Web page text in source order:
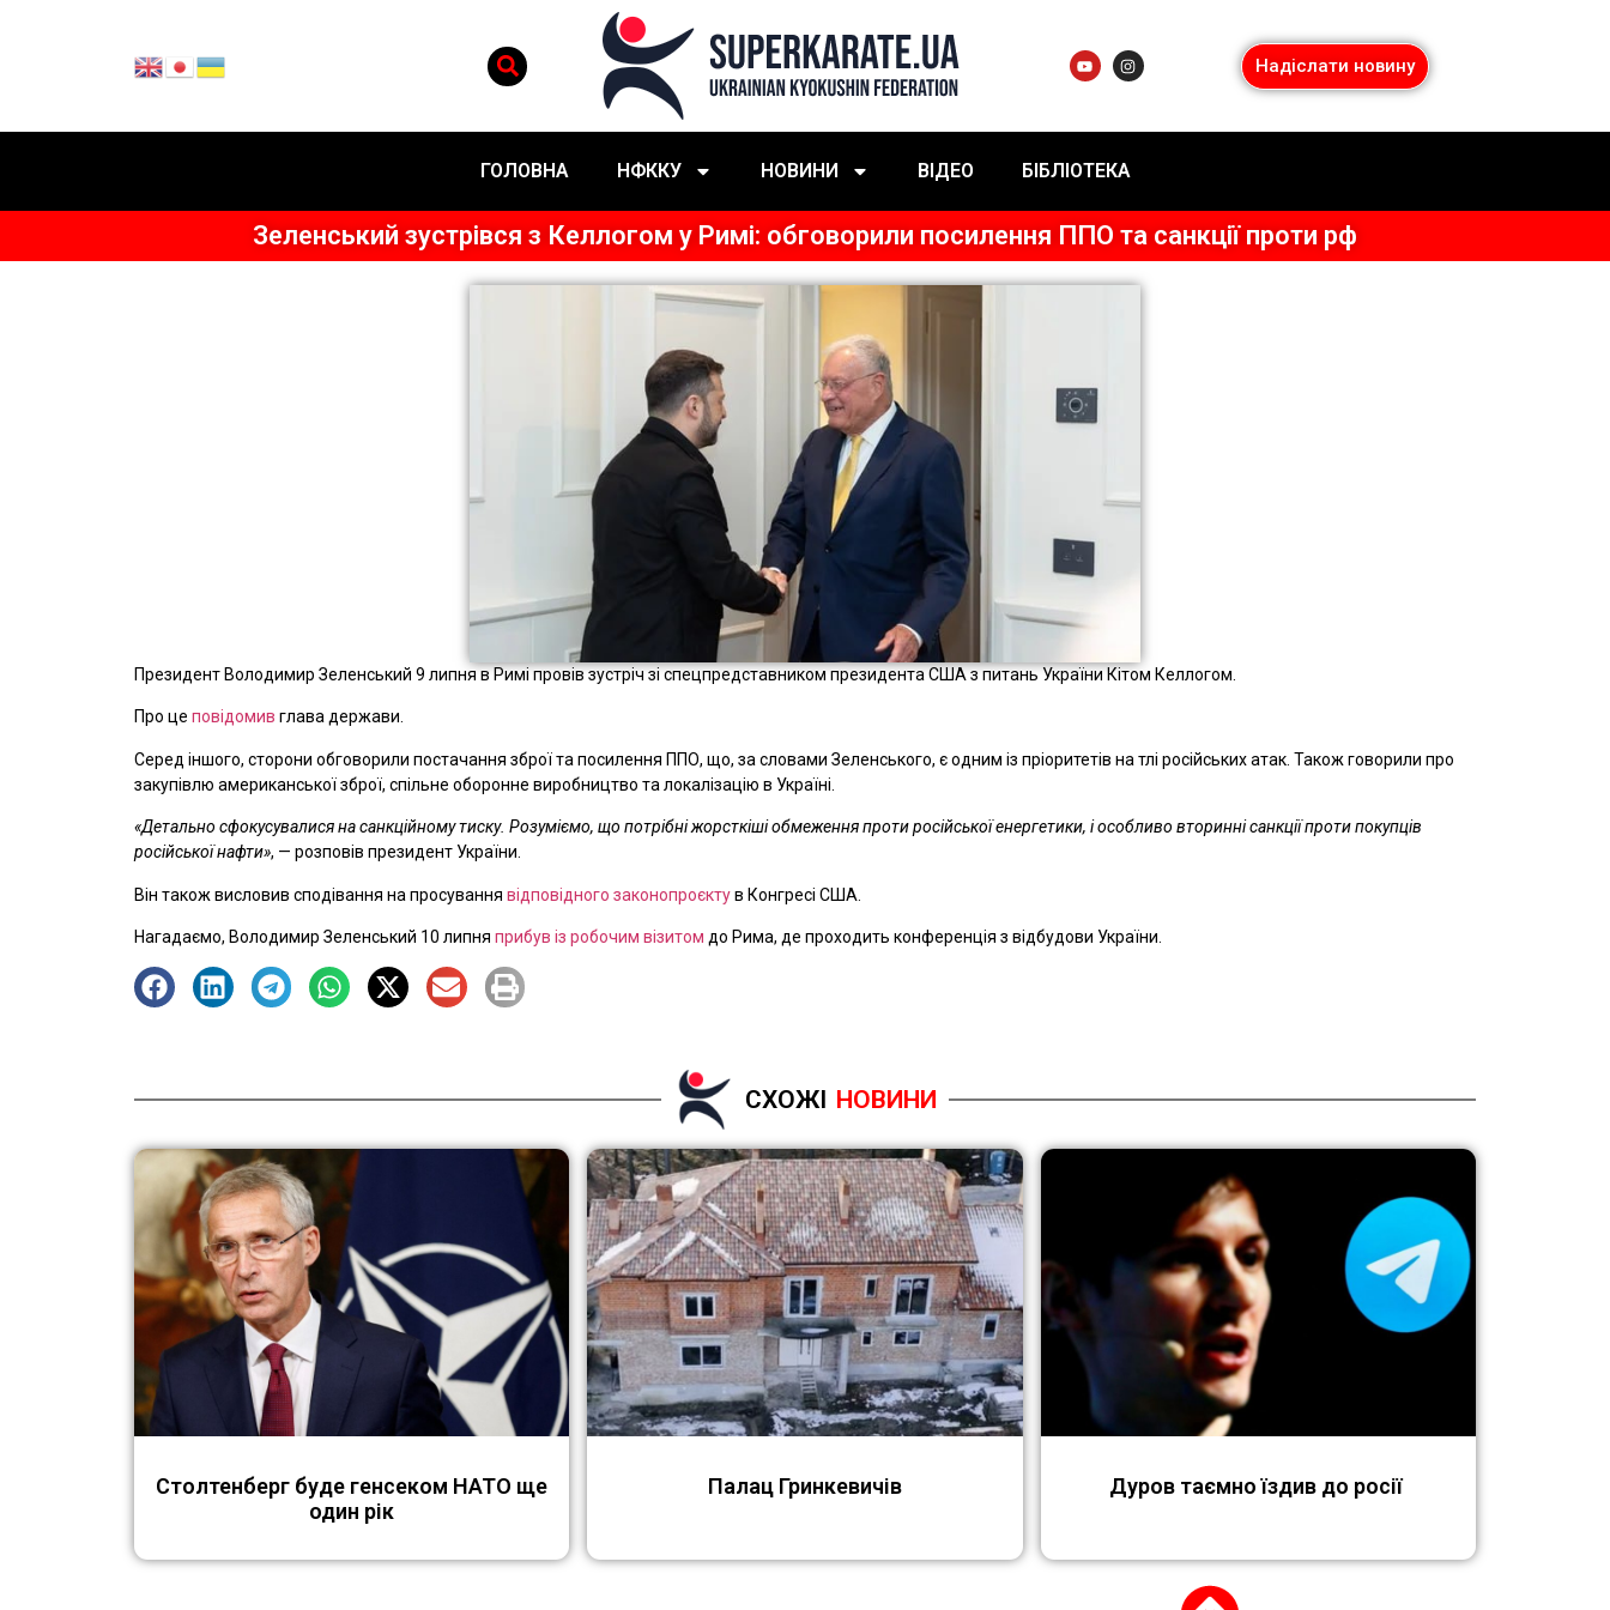
Надіслати новину
ГОЛОВНА НФККУ НОВИНИ ВІДЕО БІБЛІОТЕКА
Зеленський зустрівся з Келлогом у Римі: обговорили посилення ППО та санкції проти рф
Президент Володимир Зеленський 9 липня в Римі провів зустріч зі спецпредставником президента США з питань України Кітом Келлогом.
Про це повідомив глава держави.
Серед іншого, сторони обговорили постачання зброї та посилення ППО, що, за словами Зеленського, є одним із пріоритетів на тлі російських атак. Також говорили про
закупівлю американської зброї, спільне оборонне виробництво та локалізацію в Україні.
«Детально сфокусувалися на санкційному тиску. Розуміємо, що потрібні жорсткіші обмеження проти російської енергетики, і особливо вторинні санкції проти покупців
російської нафти», — розповів президент України.
Він також висловив сподівання на просування відповідного законопроєктув Конгресі США.
Нагадаємо, Володимир Зеленський 10 липня прибув із робочим візитом до Рима, де проходить конференція з відбудови України.
СХОЖІ НОВИНИ
Столтенберг буде генсеком НАТО ще
один рік
Палац Гринкевичів Дуров таємно їздив до росії